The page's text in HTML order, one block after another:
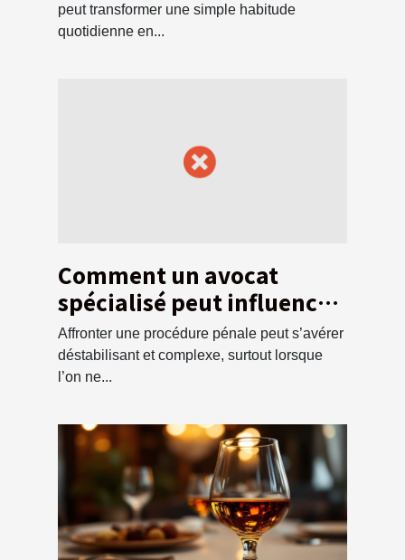
peut transformer une simple habitude
quotidienne en...
Comment un avocat
spécialisé peut influencer
l'issue d'une affaire
pénale ?
Affronter une procédure pénale peut s’avérer
déstabilisant et complexe, surtout lorsque
l’on ne...